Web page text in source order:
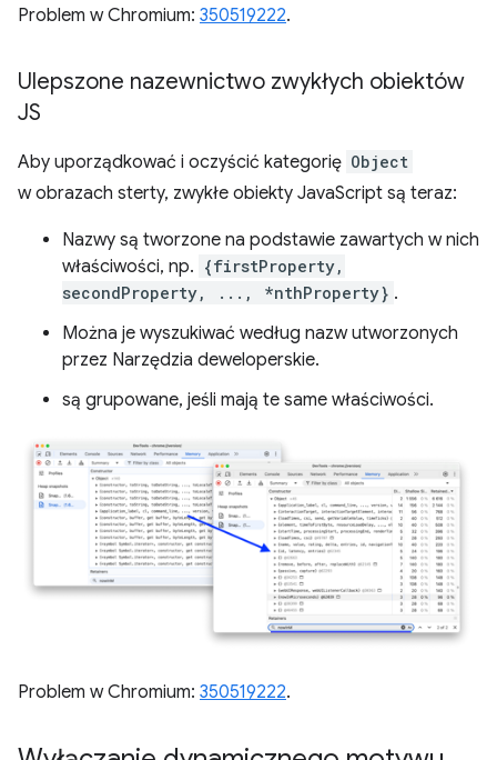
Problem w Chromium: 350519222.
Ulepszone nazewnictwo zwykłych obiektów
JS
Aby uporządkować i oczyścić kategorię Object
w obrazach sterty, zwykłe obiekty JavaScript są teraz:
Nazwy są tworzone na podstawie zawartych w nich
właściwości, np. {firstProperty,
secondProperty, ..., *nthProperty} .
Można je wyszukiwać według nazw utworzonych
przez Narzędzia deweloperskie.
są grupowane, jeśli mają te same właściwości.
Problem w Chromium: 350519222.